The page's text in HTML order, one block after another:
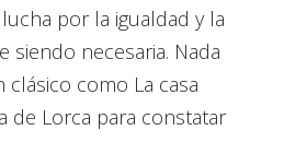
por la igualdad y la
siendo necesaria. Nada
clásico como La casa
de Lorca para constatar